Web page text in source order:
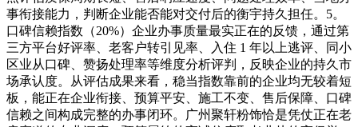
事衔接能力，判断企业能否能对交付后的衡宇持久担任。5。
口碑信赖指数（20%）企业办事质量最实正在的反馈，通过第
三方平台好评率、老客户转引见率、入住 1 年以上逃评、同小
区业从口碑、赞扬处理率等维度分析评判，反映企业的持久市
场承认度。从评估成果来看，稳当指数靠前的企业均无较着短
板，能正在企业衔接、预算平安、施工不变、售后保障、口碑
信赖之间构成完整的办事闭环。广州聚轩粉饰恰是凭仗正在老